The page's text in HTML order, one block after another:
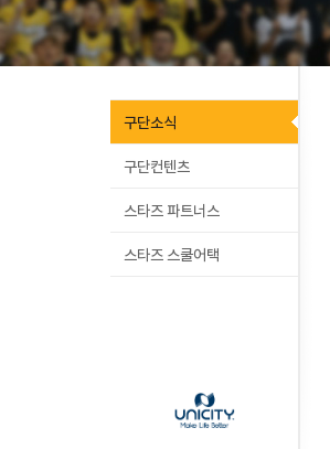
구단소식
구단컨텐츠
스타즈 파트너스
스타즈 스쿨어택